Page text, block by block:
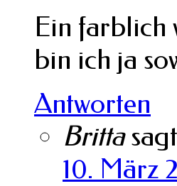
Ein farblich
bin ich ja
Antworten
Britta
10. März